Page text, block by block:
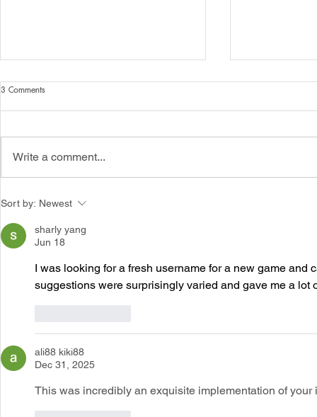
ประกาศบัณฑิตวิทยาลัยมหาวิทยาลัยมหาจุฬา
ลงกรณราชวิทยาลัยเรื่อง รายชื่อผู้สอบผ่าน
การคัดเลือกเข้าศึกษาหลักสูตรพุทธศาสตร
ดุษฎีบัณฑิต (ภาคพิเศษ) รุ่นที่ 11 ประจำปีการ
2569
3 Comments
Write a comment...
Sort by: Newest
sharly yang
Jun 18
I was looking for a fresh username for a new game and
suggestions were surprisingly varied and gave me a lot
ali88 kiki88
Dec 31, 2025
This was incredibly an exquisite implementation of